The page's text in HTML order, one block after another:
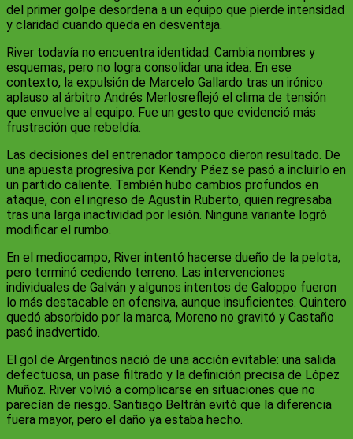
del primer golpe desordena a un equipo que pierde intensidad
y claridad cuando queda en desventaja.
River todavía no encuentra identidad. Cambia nombres y
esquemas, pero no logra consolidar una idea. En ese
contexto, la expulsión de Marcelo Gallardo tras un irónico
aplauso al árbitro Andrés Merlosreflejó el clima de tensión
que envuelve al equipo. Fue un gesto que evidenció más
frustración que rebeldía.
Las decisiones del entrenador tampoco dieron resultado. De
una apuesta progresiva por Kendry Páez se pasó a incluirlo en
un partido caliente. También hubo cambios profundos en
ataque, con el ingreso de Agustín Ruberto, quien regresaba
tras una larga inactividad por lesión. Ninguna variante logró
modificar el rumbo.
En el mediocampo, River intentó hacerse dueño de la pelota,
pero terminó cediendo terreno. Las intervenciones
individuales de Galván y algunos intentos de Galoppo fueron
lo más destacable en ofensiva, aunque insuficientes. Quintero
quedó absorbido por la marca, Moreno no gravitó y Castaño
pasó inadvertido.
El gol de Argentinos nació de una acción evitable: una salida
defectuosa, un pase filtrado y la definición precisa de López
Muñoz. River volvió a complicarse en situaciones que no
parecían de riesgo. Santiago Beltrán evitó que la diferencia
fuera mayor, pero el daño ya estaba hecho.